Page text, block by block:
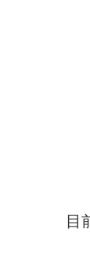
目